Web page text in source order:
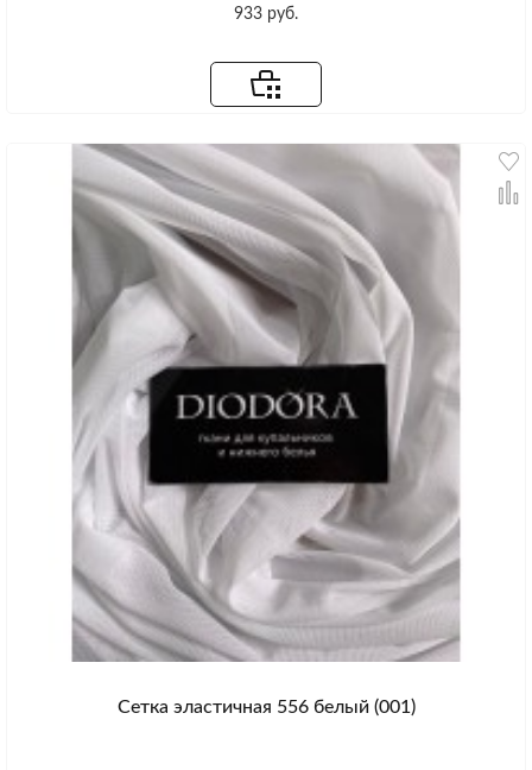
933 руб.
Сетка эластичная 556 белый (001)